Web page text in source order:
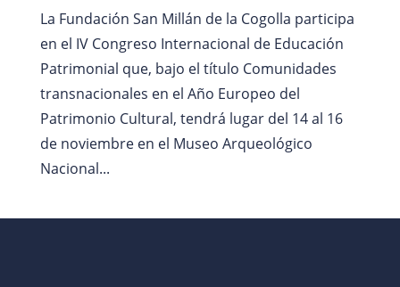
La Fundación San Millán de la Cogolla participa
en el IV Congreso Internacional de Educación
Patrimonial que, bajo el título Comunidades
transnacionales en el Año Europeo del
Patrimonio Cultural, tendrá lugar del 14 al 16
de noviembre en el Museo Arqueológico
Nacional...